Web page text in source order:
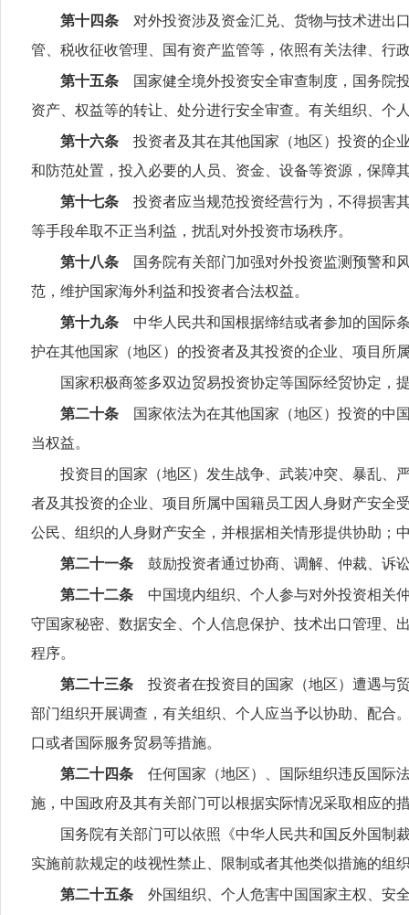
第十四条 对外投资涉及资金汇兑、货物与技术进出
管、税收征收管理、国有资产监管等，依照有关法律、行
第十五条 国家健全境外投资安全审查制度，国务院
资产、权益等的转让、处分进行安全审查。有关组织、个
第十六条 投资者及其在其他国家（地区）投资的企
和防范处置，投入必要的人员、资金、设备等资源，保障
第十七条 投资者应当规范投资经营行为，不得损害
等手段牟取不正当利益，扰乱对外投资市场秩序。
第十八条 国务院有关部门加强对外投资监测预警和
范，维护国家海外利益和投资者合法权益。
第十九条 中华人民共和国根据缔结或者参加的国际
护在其他国家（地区）的投资者及其投资的企业、项目所
国家积极商签多双边贸易投资协定等国际经贸协定，
第二十条 国家依法为在其他国家（地区）投资的中
当权益。
投资目的国家（地区）发生战争、武装冲突、暴乱、
者及其投资的企业、项目所属中国籍员工因人身财产安全
公民、组织的人身财产安全，并根据相关情形提供协助；
第二十一条 鼓励投资者通过协商、调解、仲裁、诉
第二十二条 中国境内组织、个人参与对外投资相关
守国家秘密、数据安全、个人信息保护、技术出口管理、
程序。
第二十三条 投资者在投资目的国家（地区）遭遇与
部门组织开展调查，有关组织、个人应当予以协助、配合
口或者国际服务贸易等措施。
第二十四条 任何国家（地区）、国际组织违反国际
施，中国政府及其有关部门可以根据实际情况采取相应的
国务院有关部门可以依照《中华人民共和国反外国制
实施前款规定的歧视性禁止、限制或者其他类似措施的组
第二十五条 外国组织、个人危害中国国家主权、安